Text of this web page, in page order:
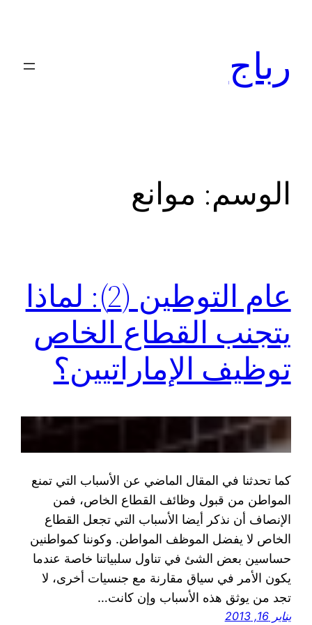
رباج
الوسم: موانع
عام التوطين (2): لماذا
يتجنب القطاع الخاص
توظيف الإماراتيين؟
كما تحدثنا في المقال الماضي عن الأسباب التي تمنع
المواطن من قبول وظائف القطاع الخاص، فمن
الإنصاف أن نذكر أيضا الأسباب التي تجعل القطاع
الخاص لا يفضل الموظف المواطن. وكوننا كمواطنين
حساسين بعض الشئ في تناول سلبياتنا خاصة عندما
يكون الأمر في سياق مقارنة مع جنسيات أخرى، لا
تجد من يوثق هذه الأسباب وإن كانت…
يناير 16, 2013